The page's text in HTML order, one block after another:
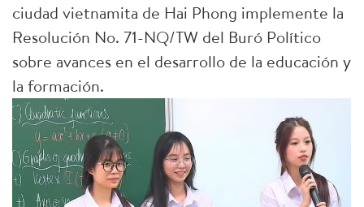
ciudad vietnamita de Hai Phong implemente la
Resolución No. 71-NQ/TW del Buró Político
sobre avances en el desarrollo de la educación y
la formación.